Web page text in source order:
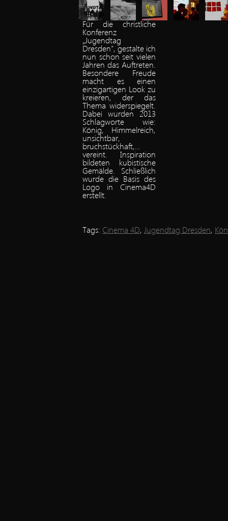
Für die christliche
Konferenz
„Jugendtag
Dresden“, gestalte ich
nun schon seit vielen
Jahren das Auftreten.
Besondere Freude
macht es einen
einzigartigen Look zu
kreieren, der das
Thema widerspiegelt.
Dabei wurden 2013
Schlagworte wie:
König, Himmelreich,
unsichtbar,
bruchstückhaft,…
vereint. Inspiration
bildeten kubistische
Gemälde. Schließlich
wurde die Basis des
Logo in Cinema4D
erstellt.
Tags: Cinema 4D, Jugendtag Dresden,